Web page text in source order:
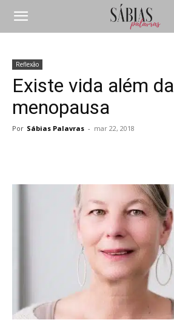
Reflexão
Existe vida além da
menopausa
Por Sábias Palavras - mar 22, 2018